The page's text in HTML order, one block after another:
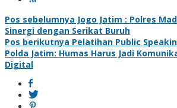
Navigasi
pos
Pos sebelumnya Jogo Jatim : Polres
Sinergi dengan Serikat Buruh
Pos berikutnya Pelatihan Public
Polda Jatim: Humas Harus Jadi
Digital